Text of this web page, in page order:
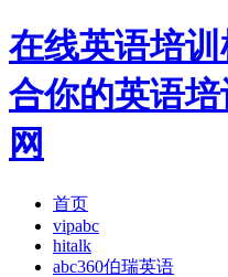
在线英语培
合你的英语
网
首页
vipabc
hitalk
abc360伯瑞英语